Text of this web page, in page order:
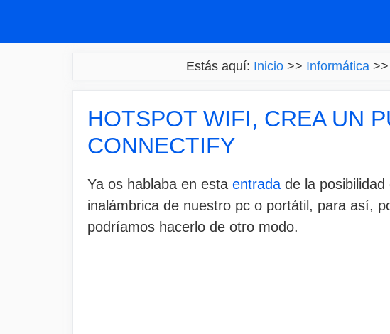
Estás aquí: Inicio >> Informática >>
HOTSPOT WIFI, CREA UN
CONNECTIFY
Ya os hablaba en esta entrada de la
inalámbrica de nuestro pc o portátil, para así,
podríamos hacerlo de otro modo.